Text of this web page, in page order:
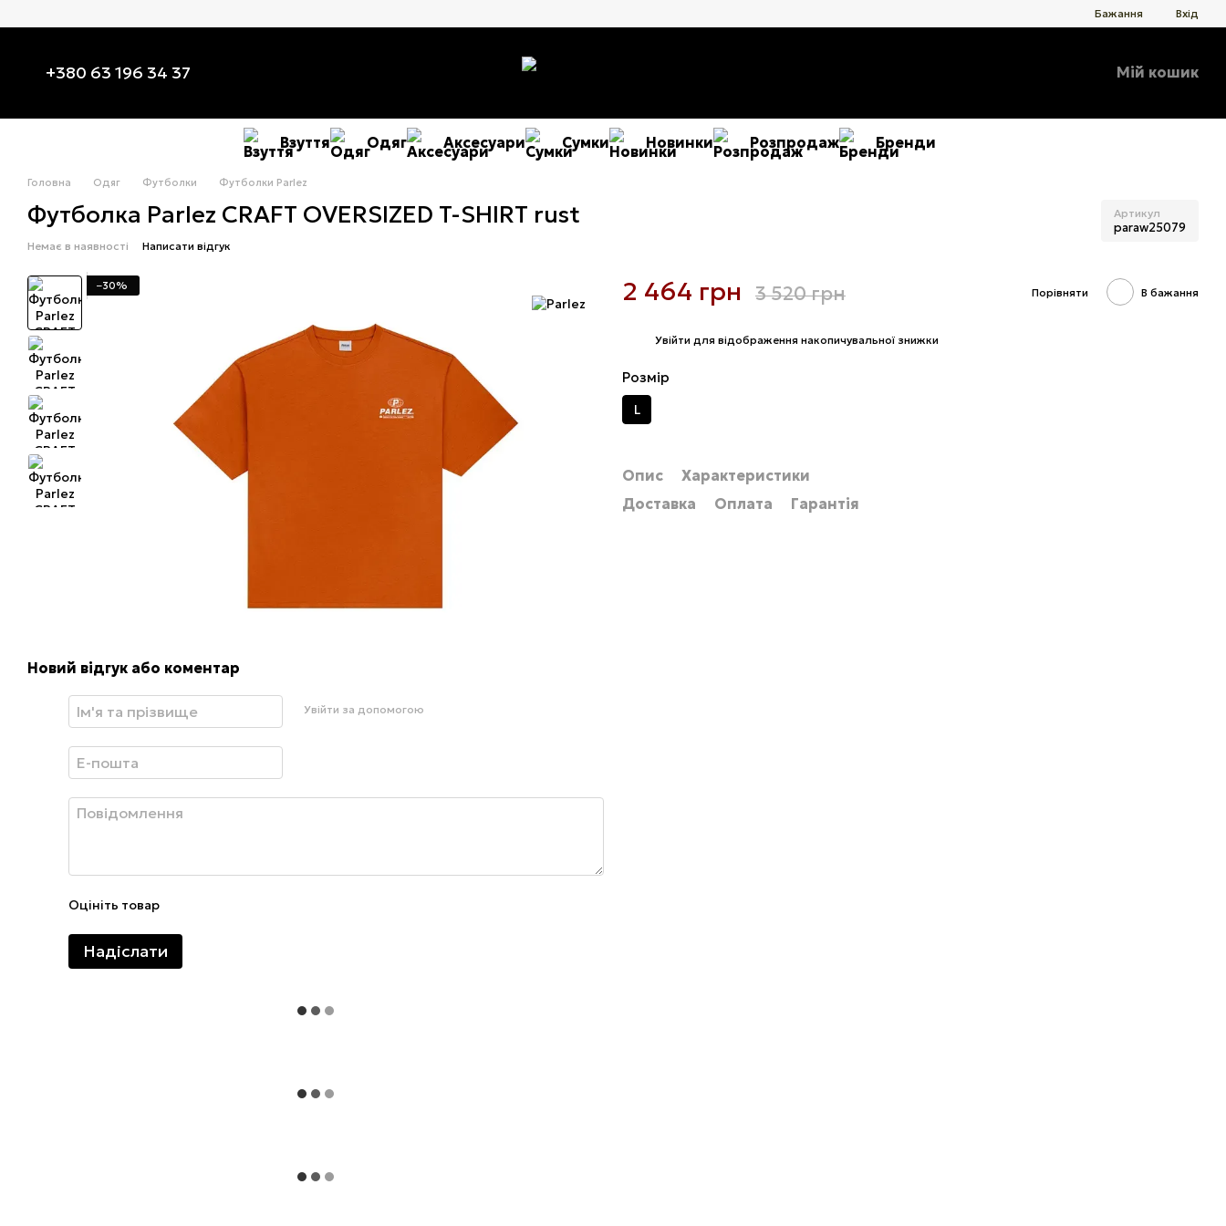
Бажання Вхід
+380 63 196 34 37 Мій кошик
Взуття Одяг Аксесуари Сумки Новинки Розпродаж Бренди
Головна Одяг Футболки Футболки Parlez
Футболка Parlez CRAFT OVERSIZED T-SHIRT rust Артикул
paraw25079
Немає в наявності Написати відгук
−30%
Новий відгук або коментар
Увійти за допомогою
Оцініть товар
Надіслати
2 464 грн 3 520 грн Порівняти В бажання
Увійти для відображення накопичувальної знижки
Розмір
L
Опис
Характеристики
Доставка
Оплата Гарантія